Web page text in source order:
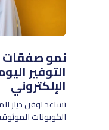
نمو صفقات
التوفير
الإلكتروني
تساعد لوفن ديلز
الكوبونات